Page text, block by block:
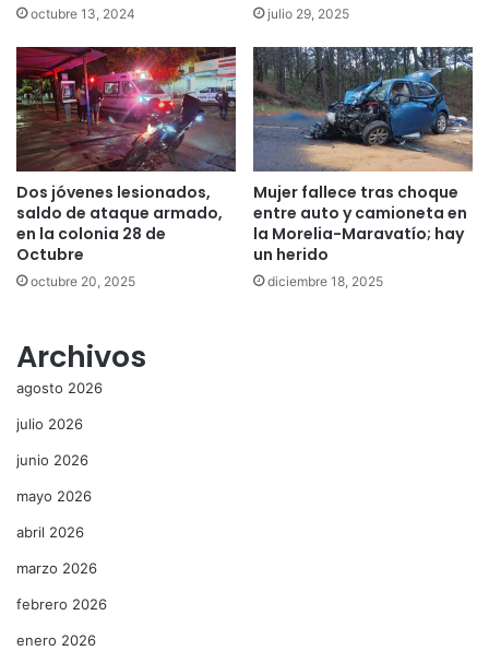
octubre 13, 2024 julio 29, 2025
Dos jóvenes lesionados,
saldo de ataque armado,
en la colonia 28 de
Octubre
octubre 20, 2025
Mujer fallece tras choque
entre auto y camioneta en
la Morelia-Maravatío; hay
un herido
diciembre 18, 2025
Archivos
agosto 2026
julio 2026
junio 2026
mayo 2026
abril 2026
marzo 2026
febrero 2026
enero 2026